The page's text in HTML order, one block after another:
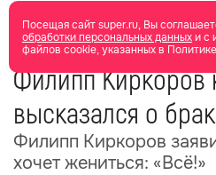
Посещая сайт super.ru, Вы
обработки персональных данныхи с
файлов cookie, указанных в
главная новости о
15 мая 04:36
Филипп Киркоров
высказался о
Филипп Киркоров
хочет жениться: «Всё!»